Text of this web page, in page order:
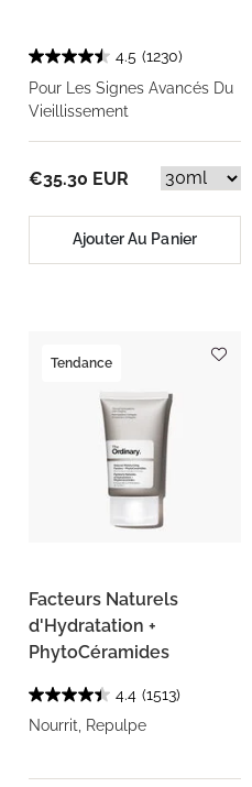
4.5 (1230)
Pour Les Signes Avancés Du
Vieillissement
€35.30 EUR
Ajouter Au Panier
Tendance
Facteurs Naturels
d'Hydratation +
PhytoCéramides
4.4 (1513)
Nourrit, Repulpe